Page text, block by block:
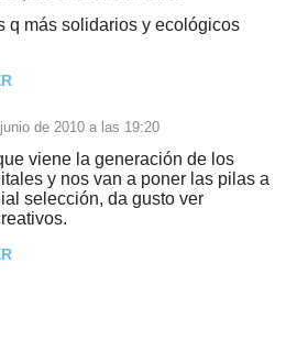
q más solidarios y ecológicos
de 2010 a las 19:20
viene la generación de los
y nos van a poner las pilas a
selección, da gusto ver